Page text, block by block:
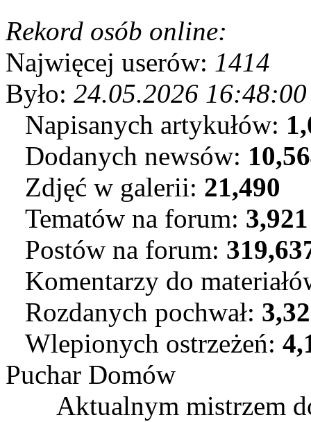
Rekord osób online:
Najwięcej userów: 1414
Było: 24.05.2026 16:48:00
Napisanych artykułów:
Dodanych newsów:
Zdjęć w galerii: 21,490
Tematów na forum: 3,921
Postów na forum:
Komentarzy do
Rozdanych pochwał:
Wlepionych ostrzeżeń:
Puchar Domów
Aktualnym mistrzem